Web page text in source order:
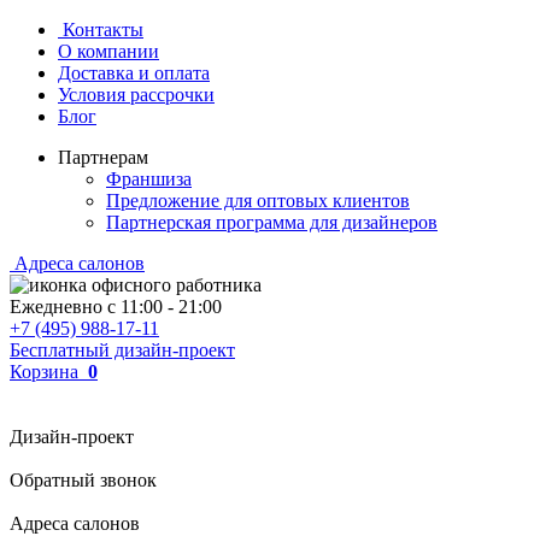
Контакты
О компании
Доставка и оплата
Условия рассрочки
Блог
Партнерам
Франшиза
Предложение для оптовых клиентов
Партнерская программа для дизайнеров
Адреса салонов
Ежедневно с 11:00 - 21:00
+7 (495) 988-17-11
Бесплатный дизайн-проект
Корзина 0
Дизайн-проект
Обратный звонок
Адреса салонов